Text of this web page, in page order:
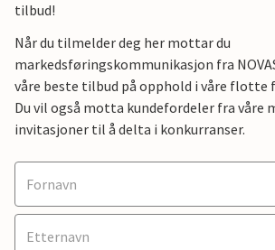
tilbud!
Når du tilmelder deg her mottar du
markedsføringskommunikasjon fra
våre beste tilbud på opphold i våre flotte
Du vil også motta kundefordeler fra våre
invitasjoner til å delta i konkurranser.